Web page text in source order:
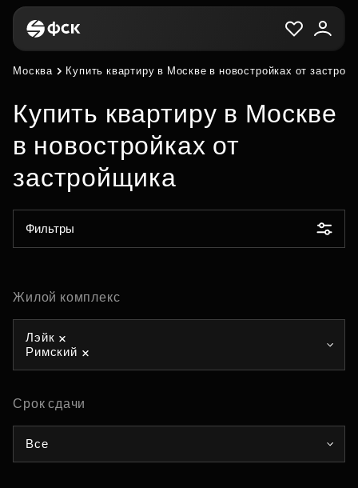
Москва Купить квартиру в Москве в новостройках от
Купить квартиру в Москве
в новостройках от
застройщика
Фильтры
Жилой комплекс
Лэйк
Римский
Срок сдачи
Все